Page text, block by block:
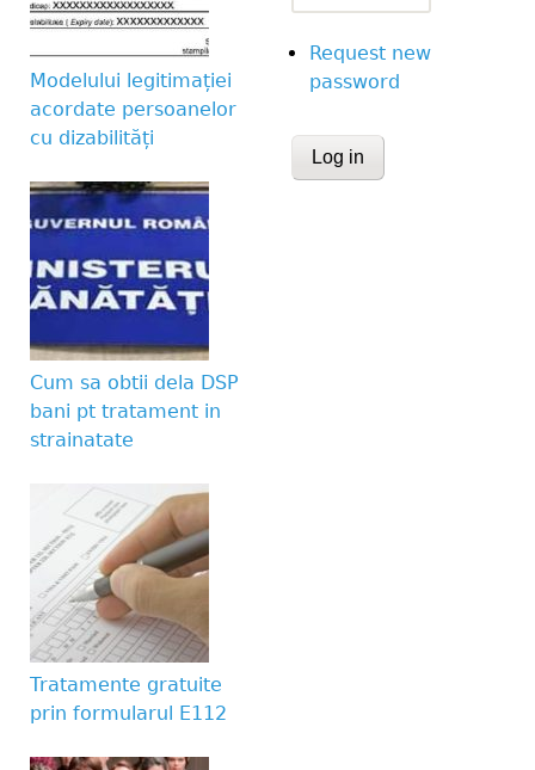
Modelului legitimației
acordate persoanelor
cu dizabilități
Cum sa obtii dela DSP
bani pt tratament in
strainatate
Tratamente gratuite
prin formularul E112
Request new
password
CAPTCHA